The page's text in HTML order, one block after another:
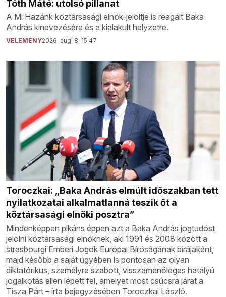
Tóth Máté: utolsó pillanat
A Mi Hazánk köztársasági elnök-jelöltje is reagált Baka
András kinevezésére és a kialakult helyzetre.
VÉLEMÉNY2026. aug. 8. 15:47
Toroczkai: „Baka András elmúlt időszakban tett
nyilatkozatai alkalmatlanná teszik őt a
köztársasági elnöki posztra”
Mindenképpen pikáns éppen azt a Baka András jogtudóst
jelölni köztársasági elnöknek, aki 1991 és 2008 között a
strasbourgi Emberi Jogok Európai Bíróságának bírájaként,
majd később a saját ügyében is pontosan az olyan
diktatórikus, személyre szabott, visszamenőleges hatályú
jogalkotás ellen lépett fel, amelyet most csúcsra járat a
Tisza Párt – írta bejegyzésében Toroczkai László.